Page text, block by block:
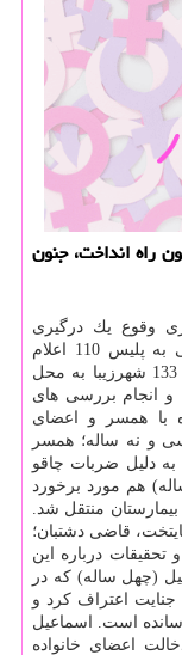
راه انداخت، جنون
سال جاری وقوع یك درگیری
خانوادگی در بلوار تعاون، خیابان فرساد غربی به پلیس 110 اعلام
گردید كه به سرعت تیمی از مأموران كلانتری 133 شهرزیبا به محل
و انجام بررسی های
با همسر و اعضای
و نه ساله؛ همسر
دلیل ضربات چاقو
هم مورد برخورد
منتقل شد.
قاضی دشتبان؛
درباره این
(چهل ساله) كه در
اعتراف كرد و
است. اسماعیل
اعضای خانواده